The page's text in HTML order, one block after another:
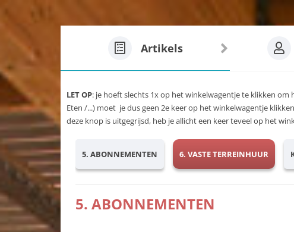
Artikels
LET OP: je hoeft slechts 1x op het winkelwagentje te klikken
Eten /...) moet je dus geen 2e keer op het winkelwagentje
deze knop is uitgegrijsd, heb je allicht een keer teveel op het
5. ABONNEMENTEN 6. VASTE TERREINHUUR
5. ABONNEMENTEN